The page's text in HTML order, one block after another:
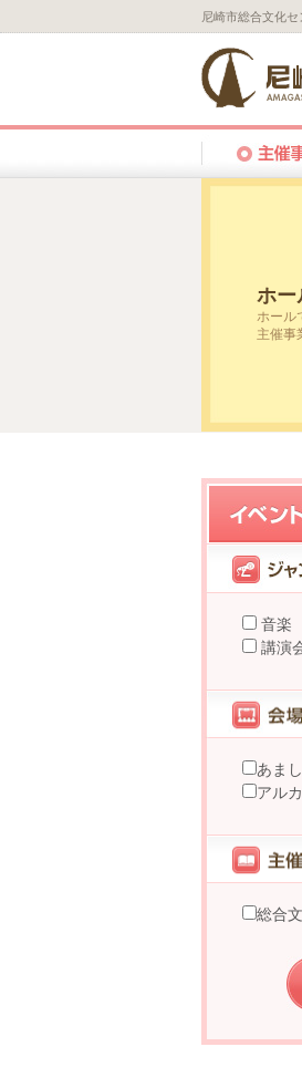
尼崎市総合文化
ホー
ホール
主催事
音楽
講演
あま
アル
総合